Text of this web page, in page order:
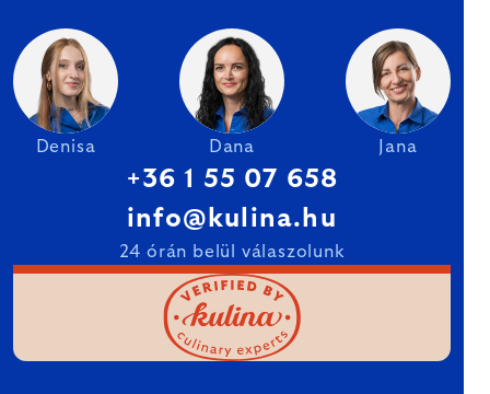
Denisa Dana Jana
+36 1 55 07 658
info@kulina.hu
24 órán belül válaszolunk